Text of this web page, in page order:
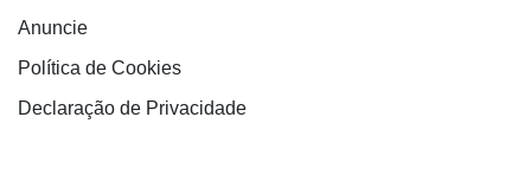
Anuncie
Política de Cookies
Declaração de Privacidade